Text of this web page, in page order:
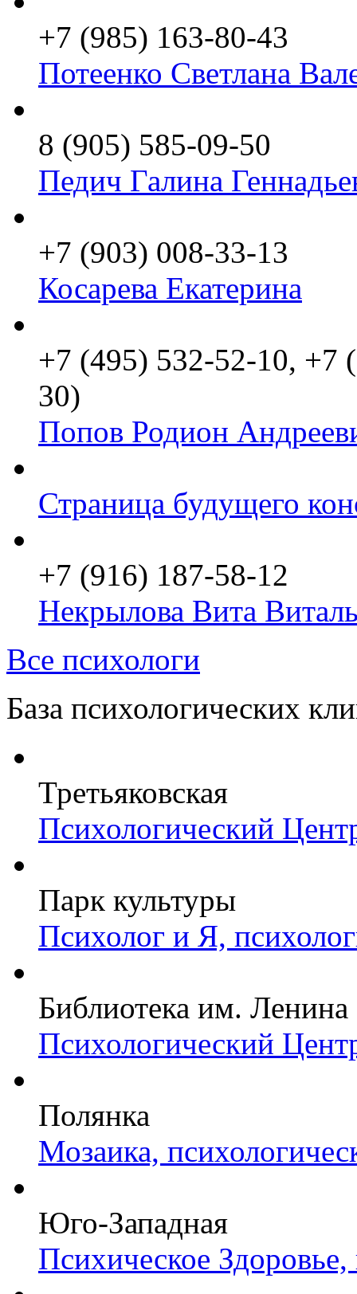
+7 (985) 163-80-43
Потеенко Светлана
8 (905) 585-09-50
Педич Галина
+7 (903) 008-33-13
Косарева Екатерина
+7 (495) 532-52-10, +7
30)
Попов Родион
Страница будущего
+7 (916) 187-58-12
Некрылова Вита
Все психологи
База психологических
Третьяковская
Психологический
Парк культуры
Психолог и Я,
Библиотека им. Ленина
Психологический
Полянка
Мозаика,
Юго-Западная
Психическое Здоровье,